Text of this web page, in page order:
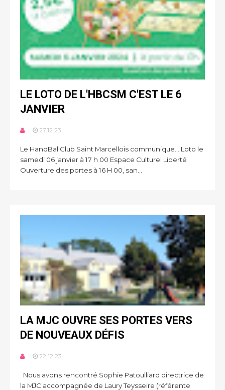
LE LOTO DE L'HBCSM C'EST LE 6
JANVIER
27.12.23
Le HandBallClub Saint Marcellois communique… Loto le
samedi 06 janvier à 17 h 00 Espace Culturel Liberté
Ouverture des portes à 16 H 00, san...
LA MJC OUVRE SES PORTES VERS
DE NOUVEAUX DÉFIS
22.12.23
Nous avons rencontré Sophie Patoulliard directrice de
la MJC accompagnée de Laury Teysseire (référente